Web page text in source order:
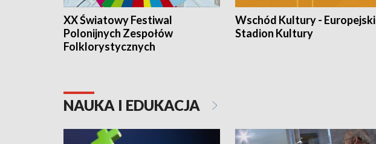
XX Światowy Festiwal
Polonijnych Zespołów
Folklorystycznych
Wschód Kultury - Europejski
Stadion Kultury
NAUKA I EDUKACJA